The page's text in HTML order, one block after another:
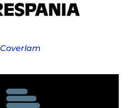
Coverlam